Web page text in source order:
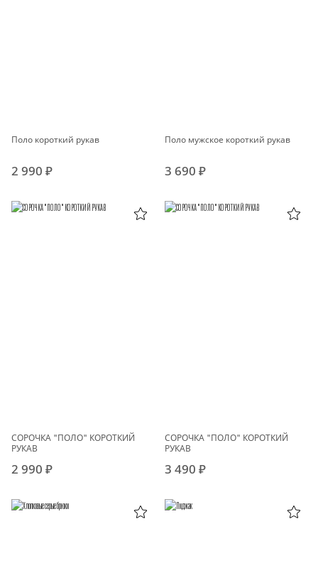
Поло короткий рукав
2 990 ₽
Поло мужское короткий рукав
3 690 ₽
СОРОЧКА "ПОЛО" КОРОТКИЙ
РУКАВ
2 990 ₽
СОРОЧКА "ПОЛО" КОРОТКИЙ
РУКАВ
3 490 ₽